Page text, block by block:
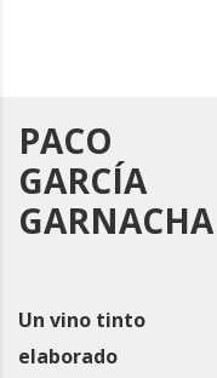
PACO
GARCÍA
GARNACHA
Un vino tinto
elaborado